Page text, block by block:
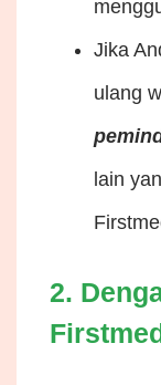
Jika
ulang
lain
2.